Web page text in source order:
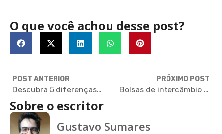
O que você achou desse post?
POST ANTERIOR
Descubra 5 diferenças entre GMAT e GRE e decida qual é o melhor para você
PRÓXIMO POST
Bolsas de intercâmbio de 2 meses na Itália para alunos do ensino médio
Sobre o escritor
Gustavo Sumares